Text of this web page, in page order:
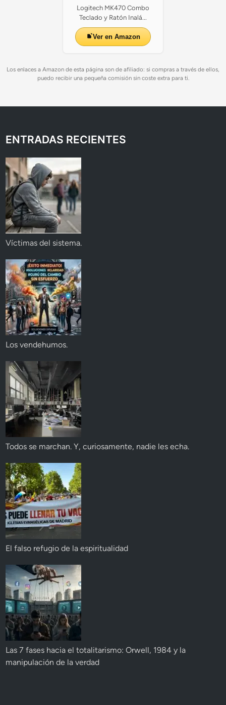
Logitech MK470 Combo
Teclado y Ratón Inalá...
Ver en Amazon
Los enlaces a Amazon de esta página son de afiliado: si compras a través de ellos,
puedo recibir una pequeña comisión sin coste extra para ti.
ENTRADAS RECIENTES
Víctimas del sistema.
Los vendehumos.
Todos se marchan. Y, curiosamente, nadie les echa.
El falso refugio de la espiritualidad
Las 7 fases hacia el totalitarismo: Orwell, 1984 y la
manipulación de la verdad